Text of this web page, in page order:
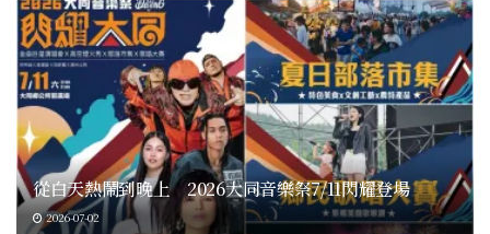
從白天熱鬧到晚上 2026大同音樂祭7/11閃耀登場
2026-07-02